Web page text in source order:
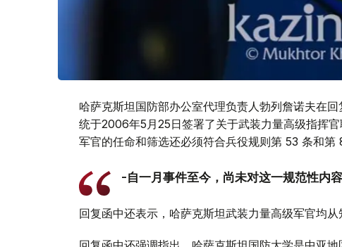
哈萨克斯坦国防部办公室代理负责人勃列詹诺夫在
统于2006年5月25日签署了关于武装力量高级指挥
军官的任命和筛选还必须符合兵役规则第 53 条和第
-自一月事件至今，尚未对这一规范性内
回复函中还表示，哈萨克斯坦武装力量高级军官均从